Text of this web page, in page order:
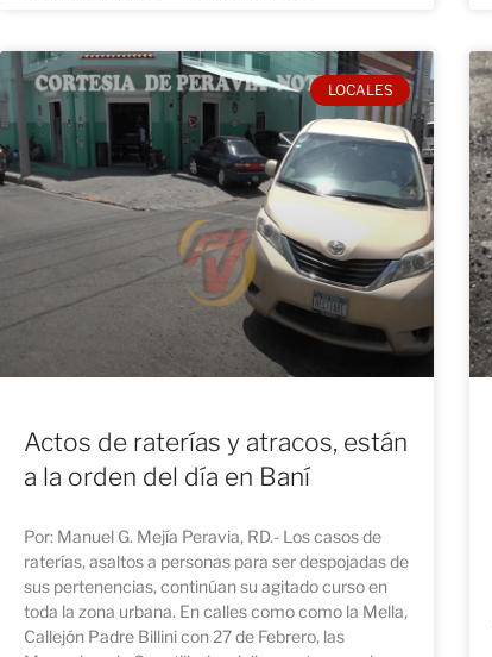
LOCALES
Actos de raterías y atracos, están
a la orden del día en Baní
Por: Manuel G. Mejía Peravia, RD.- Los casos de
raterías, asaltos a personas para ser despojadas de
sus pertenencias, continúan su agitado curso en
toda la zona urbana. En calles como como la Mella,
Callejón Padre Billini con 27 de Febrero, las